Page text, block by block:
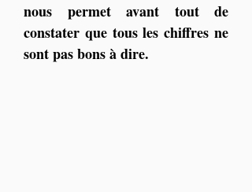
nous permet avant tout de
constater que tous les chiffres ne
sont pas bons à dire.